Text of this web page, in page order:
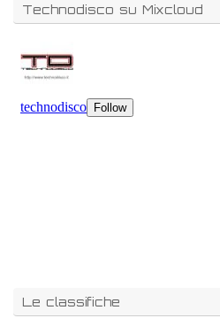
Technodisco su Mixcloud
Le classifiche